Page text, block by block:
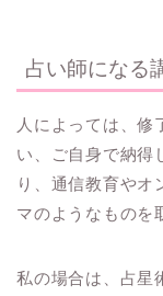
占い師になる
人によっては、修
い、ご自身で納得
り、通信教育やオ
マのようなものを
私の場合は、占星